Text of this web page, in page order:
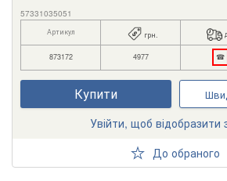
57331035051
Артикул грн.
873172 4977 ☎
Купити
Увійти, щоб відобразити
До обраного